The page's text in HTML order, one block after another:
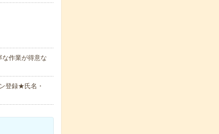
作業が得意な
登録★氏名・